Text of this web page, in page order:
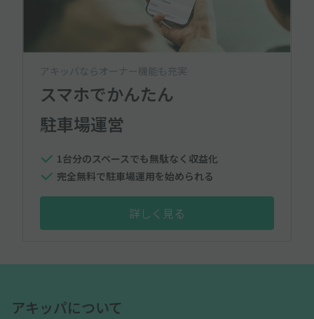
アキッパならオーナー機能も充実
スマホでかんたん
駐車場運営
1台分のスペースでも無駄なく収益化
完全無料で駐車場運用を始められる
詳しく見る
アキッパについて